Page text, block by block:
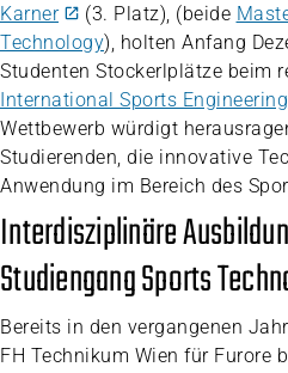
Karner
(3. Platz), (beide
Technology), holten Anfang
Studenten Stockerlplätze beim
International Sports
Wettbewerb würdigt
Studierenden, die innovative
Anwendung im Bereich des
Interdisziplinäre
Studiengang Sports
Bereits in den vergangenen
FH Technikum Wien für Furore